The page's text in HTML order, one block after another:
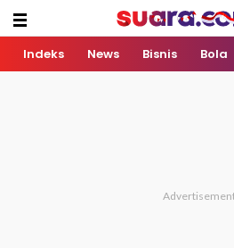
Indeks News Bisnis Bola